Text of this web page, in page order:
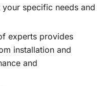
specific needs and
experts provides
installation and
and